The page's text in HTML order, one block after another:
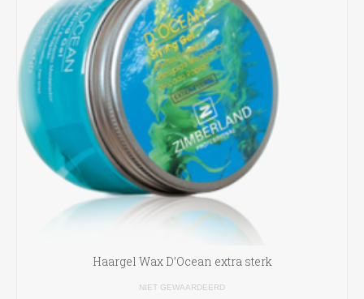
Haargel Wax D’Ocean extra sterk
NIET GEWAARDEERD